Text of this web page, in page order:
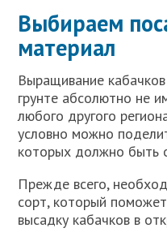
Выбираем
материал
Выращивание
грунте абсолютно не
любого другого
условно можно
которых должно быть
Прежде всего,
сорт, который
высадку кабачков в